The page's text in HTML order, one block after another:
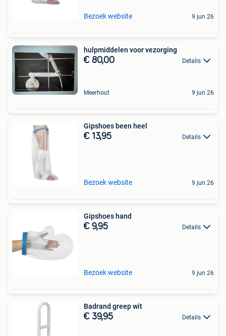
Bezoek website 9 jun 26
hulpmiddelen voor vezorging
€ 80,00 Details
Meerhout 9 jun 26
Gipshoes been heel
€ 13,95 Details
Bezoek website 9 jun 26
Gipshoes hand
€ 9,95 Details
Bezoek website 9 jun 26
Badrand greep wit
€ 39,95 Details